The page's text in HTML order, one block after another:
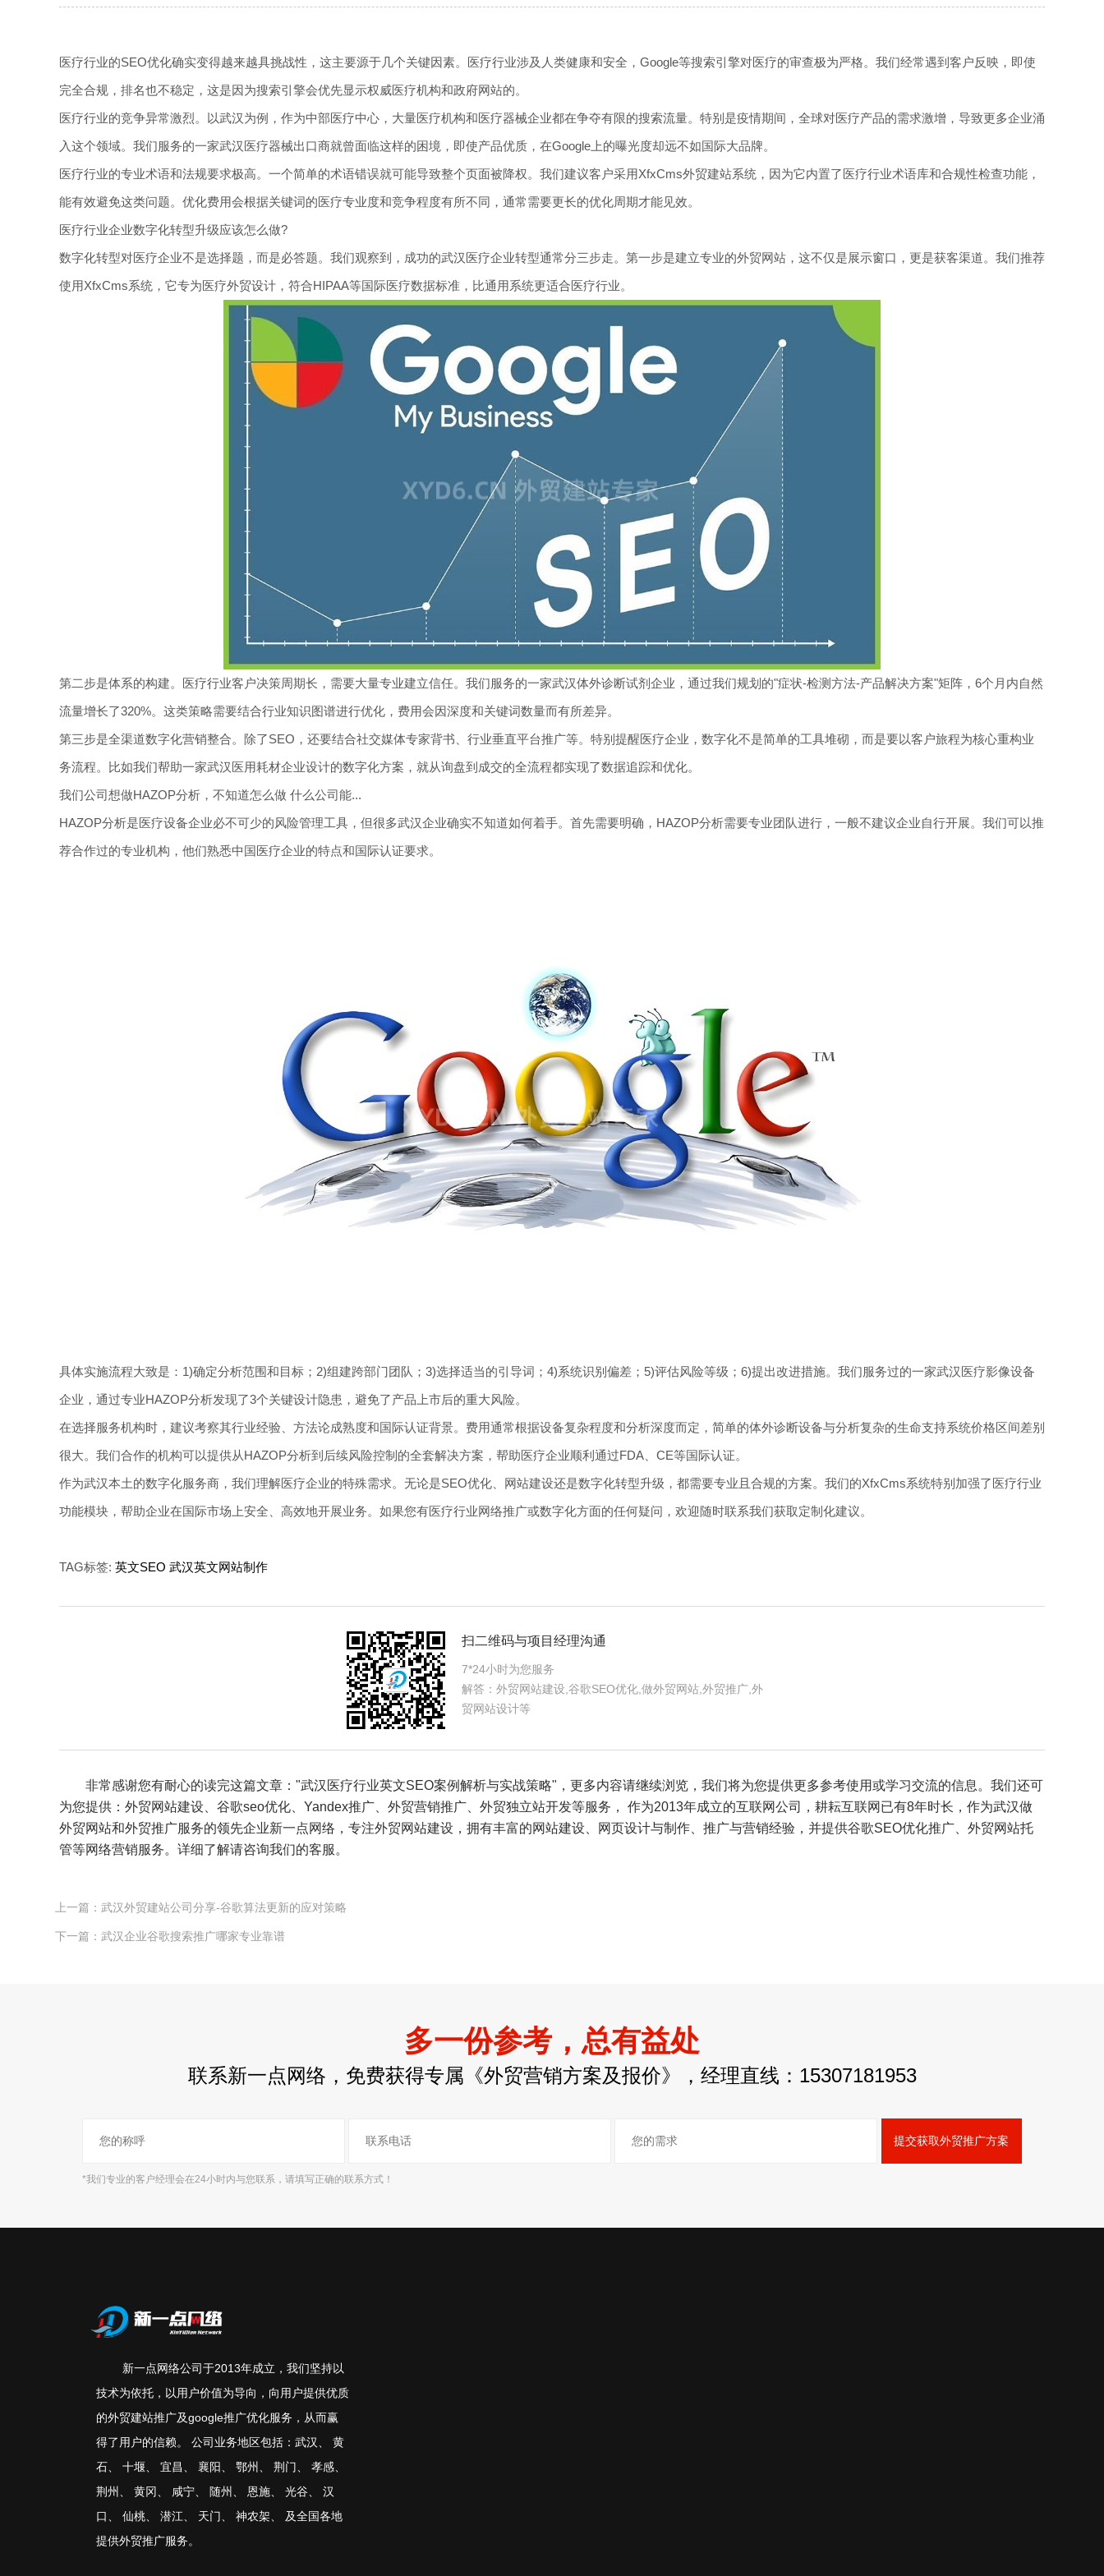
医疗行业的SEO优化确实变得越来越具挑战性，这主要源于几个关键因素。医疗行业涉及人类健康和安全，Google等搜索引擎对医疗的审查极为严格。我们经常遇到客户反映，即使
完全合规，排名也不稳定，这是因为搜索引擎会优先显示权威医疗机构和政府网站的。
医疗行业的竞争异常激烈。以武汉为例，作为中部医疗中心，大量医疗机构和医疗器械企业都在争夺有限的搜索流量。特别是疫情期间，全球对医疗产品的需求激增，导致更多企业涌
入这个领域。我们服务的一家武汉医疗器械出口商就曾面临这样的困境，即使产品优质，在Google上的曝光度却远不如国际大品牌。
医疗行业的专业术语和法规要求极高。一个简单的术语错误就可能导致整个页面被降权。我们建议客户采用XfxCms外贸建站系统，因为它内置了医疗行业术语库和合规性检查功能，
能有效避免这类问题。优化费用会根据关键词的医疗专业度和竞争程度有所不同，通常需要更长的优化周期才能见效。
医疗行业企业数字化转型升级应该怎么做?
数字化转型对医疗企业不是选择题，而是必答题。我们观察到，成功的武汉医疗企业转型通常分三步走。第一步是建立专业的外贸网站，这不仅是展示窗口，更是获客渠道。我们推荐
使用XfxCms系统，它专为医疗外贸设计，符合HIPAA等国际医疗数据标准，比通用系统更适合医疗行业。
第二步是体系的构建。医疗行业客户决策周期长，需要大量专业建立信任。我们服务的一家武汉体外诊断试剂企业，通过我们规划的"症状-检测方法-产品解决方案"矩阵，6个月内自然
流量增长了320%。这类策略需要结合行业知识图谱进行优化，费用会因深度和关键词数量而有所差异。
第三步是全渠道数字化营销整合。除了SEO，还要结合社交媒体专家背书、行业垂直平台推广等。特别提醒医疗企业，数字化不是简单的工具堆砌，而是要以客户旅程为核心重构业
务流程。比如我们帮助一家武汉医用耗材企业设计的数字化方案，就从询盘到成交的全流程都实现了数据追踪和优化。
我们公司想做HAZOP分析，不知道怎么做 什么公司能...
HAZOP分析是医疗设备企业必不可少的风险管理工具，但很多武汉企业确实不知道如何着手。首先需要明确，HAZOP分析需要专业团队进行，一般不建议企业自行开展。我们可以推
荐合作过的专业机构，他们熟悉中国医疗企业的特点和国际认证要求。
具体实施流程大致是：1)确定分析范围和目标；2)组建跨部门团队；3)选择适当的引导词；4)系统识别偏差；5)评估风险等级；6)提出改进措施。我们服务过的一家武汉医疗影像设备
企业，通过专业HAZOP分析发现了3个关键设计隐患，避免了产品上市后的重大风险。
在选择服务机构时，建议考察其行业经验、方法论成熟度和国际认证背景。费用通常根据设备复杂程度和分析深度而定，简单的体外诊断设备与分析复杂的生命支持系统价格区间差别
很大。我们合作的机构可以提供从HAZOP分析到后续风险控制的全套解决方案，帮助医疗企业顺利通过FDA、CE等国际认证。
作为武汉本土的数字化服务商，我们理解医疗企业的特殊需求。无论是SEO优化、网站建设还是数字化转型升级，都需要专业且合规的方案。我们的XfxCms系统特别加强了医疗行业
功能模块，帮助企业在国际市场上安全、高效地开展业务。如果您有医疗行业网络推广或数字化方面的任何疑问，欢迎随时联系我们获取定制化建议。
TAG标签: 英文SEO 武汉英文网站制作
扫二维码与项目经理沟通
7*24小时为您服务
解答：外贸网站建设,谷歌SEO优化,做外贸网站,外贸推广,外
贸网站设计等
非常感谢您有耐心的读完这篇文章："武汉医疗行业英文SEO案例解析与实战策略"，更多内容请继续浏览，我们将为您提供更多参考使用或学习交流的信息。我们还可
为您提供： 外贸网站建设、 谷歌seo优化、 Yandex推广、 外贸营销推广、 外贸独立站开发等服务， 作为2013年成立的互联网公司，耕耘互联网已有8年时长，作为武汉做
外贸网站和外贸推广服务的领先企业新一点网络，专注外贸网站建设，拥有丰富的网站建设、网页设计与制作、推广与营销经验，并提供谷歌SEO优化推广、外贸网站托
管等网络营销服务。详细了解请咨询我们的客服。
上一篇：武汉外贸建站公司分享-谷歌算法更新的应对策略
下一篇：武汉企业谷歌搜索推广哪家专业靠谱
多一份参考，总有益处
联系新一点网络，免费获得专属《外贸营销方案及报价》，经理直线： 15307181953
*我们专业的客户经理会在24小时内与您联系，请填写正确的联系方式！
新一点网络公司于2013年成立，我们坚持以
技术为依托，以用户价值为导向，向用户提供优质
的外贸建站推广及google推广优化服务，从而赢
得了用户的信赖。 公司业务地区包括：武汉、
黄
石、 十堰、 宜昌、 襄阳、 鄂州 、 荆门、 孝感、
荆州 、 黄冈、 咸宁、 随州 、 恩施、 光谷、
汉
口、 仙桃、 潜江、 天门、 神农架、
及全国各地
提供外贸推广服务。